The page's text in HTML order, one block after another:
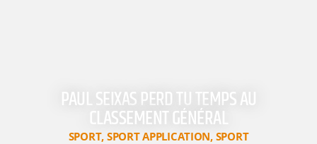
PAUL SEIXAS PERD TU TEMPS AU
CLASSEMENT GÉNÉRAL
SPORT, SPORT APPLICATION, SPORT